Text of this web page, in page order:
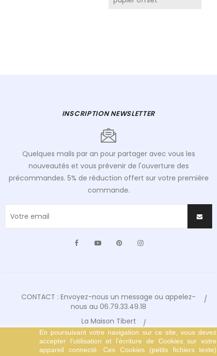
INSCRIPTION NEWSLETTER
Quelques mails par an pour partager avec vous les
nouveautés et vous prévenir de l'ouverture des
précommandes. 5% de réduction offert sur votre première
commande.
FacebookYouTubePinterest
CONTACT : Envoyez-nous un message ou appelez-
nous au 06.79.33.49.18
La Maison Tibert
Conditions Générales de Vente
Mentions Légales
En poursuivant votre navigation sur ce site, vous devez
accepter l’utilisation et l'écriture de Cookies sur votre
appareil connecté. Ces Cookies (petits fichiers texte)